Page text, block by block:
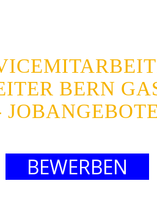
BERN
BEWERBEN